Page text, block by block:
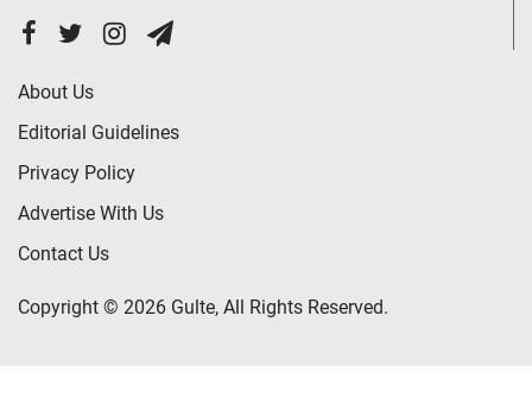
About Us
Editorial Guidelines
Privacy Policy
Advertise With Us
Contact Us
Copyright © 2026 Gulte, All Rights Reserved.